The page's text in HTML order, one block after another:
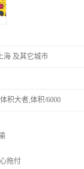
海 及其它城市
积大者,体积/6000
拖付